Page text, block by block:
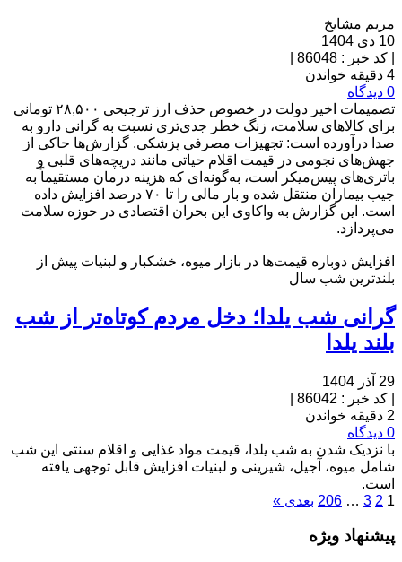
مریم مشایخ
10 دی 1404
کد خبر : 86048
4 دقیقه خواندن
0 دیدگاه
تصمیمات اخیر دولت در خصوص حذف ارز ترجیحی ۲۸,۵۰۰ تومانی
برای کالاهای سلامت، زنگ خطر جدی‌تری نسبت به گرانی دارو به
صدا درآورده است: تجهیزات مصرفی پزشکی. گزارش‌ها حاکی از
جهش‌های نجومی در قیمت اقلام حیاتی مانند دریچه‌های قلبی و
باتری‌های پیس‌میکر است، به‌گونه‌ای که هزینه درمان مستقیماً به
جیب بیماران منتقل شده و بار مالی را تا ۷۰ درصد افزایش داده
است. این گزارش به واکاوی این بحران اقتصادی در حوزه سلامت
می‌پردازد.
افزایش دوباره قیمت‌ها در بازار میوه، خشکبار و لبنیات پیش از
بلندترین شب سال
گرانی شب یلدا؛ دخل مردم کوتاه‌تر از شب
بلند یلدا
29 آذر 1404
کد خبر : 86042
2 دقیقه خواندن
0 دیدگاه
با نزدیک شدن به شب یلدا، قیمت مواد غذایی و اقلام سنتی این شب
شامل میوه، آجیل، شیرینی و لبنیات افزایش قابل توجهی یافته
است.
1
2
3
…
206 بعدی »
پیشنهاد ویژه